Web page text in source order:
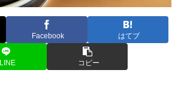
Facebook はてブ
LINE コピー